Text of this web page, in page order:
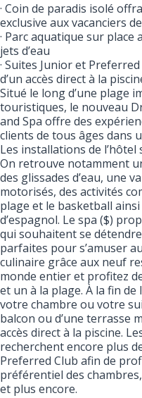
· Coin de paradis isolé
exclusive aux vacanciers
· Parc aquatique sur place
jets d’eau
· Suites Junior et
d’un accès direct à la
Situé le long d’une plage
touristiques, le nouveau
and Spa offre des
clients de tous âges dans
Les installations de
On retrouve notamment
des glissades d’eau, une
motorisés, des activités
plage et le basketball
d’espagnol. Le spa ($)
qui souhaitent se
parfaites pour s’amuser
culinaire grâce aux neuf
monde entier et profitez
et un à la plage. À la fin
votre chambre ou votre
balcon ou d’une terrasse
accès direct à la piscine.
recherchent encore plus
Preferred Club afin de
préférentiel des
et plus encore.